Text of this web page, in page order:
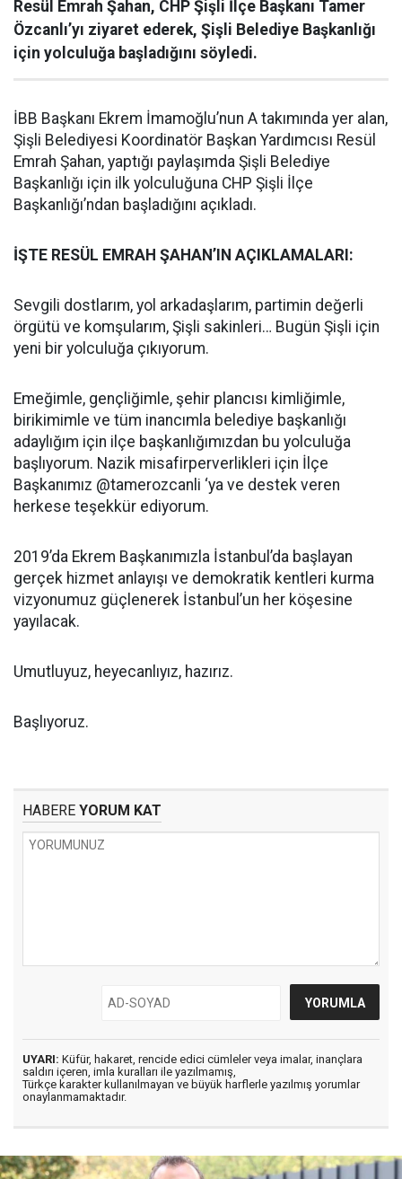
Resül Emrah Şahan, CHP Şişli İlçe Başkanı Tamer
Özcanlı’yı ziyaret ederek, Şişli Belediye Başkanlığı
için yolculuğa başladığını söyledi.
İBB Başkanı Ekrem İmamoğlu’nun A takımında yer alan,
Şişli Belediyesi Koordinatör Başkan Yardımcısı Resül
Emrah Şahan, yaptığı paylaşımda Şişli Belediye
Başkanlığı için ilk yolculuğuna CHP Şişli İlçe
Başkanlığı’ndan başladığını açıkladı.
İŞTE RESÜL EMRAH ŞAHAN’IN AÇIKLAMALARI:
Sevgili dostlarım, yol arkadaşlarım, partimin değerli
örgütü ve komşularım, Şişli sakinleri… Bugün Şişli için
yeni bir yolculuğa çıkıyorum.
Emeğimle, gençliğimle, şehir plancısı kimliğimle,
birikimimle ve tüm inancımla belediye başkanlığı
adaylığım için ilçe başkanlığımızdan bu yolculuğa
başlıyorum. Nazik misafirperverlikleri için İlçe
Başkanımız @tamerozcanli ‘ya ve destek veren
herkese teşekkür ediyorum.
2019’da Ekrem Başkanımızla İstanbul’da başlayan
gerçek hizmet anlayışı ve demokratik kentleri kurma
vizyonumuz güçlenerek İstanbul’un her köşesine
yayılacak.
Umutluyuz, heyecanlıyız, hazırız.
Başlıyoruz.
HABERE YORUM KAT
UYARI: Küfür, hakaret, rencide edici cümleler veya imalar, inançlara
saldırı içeren, imla kuralları ile yazılmamış,
Türkçe karakter kullanılmayan ve büyük harflerle yazılmış yorumlar
onaylanmamaktadır.